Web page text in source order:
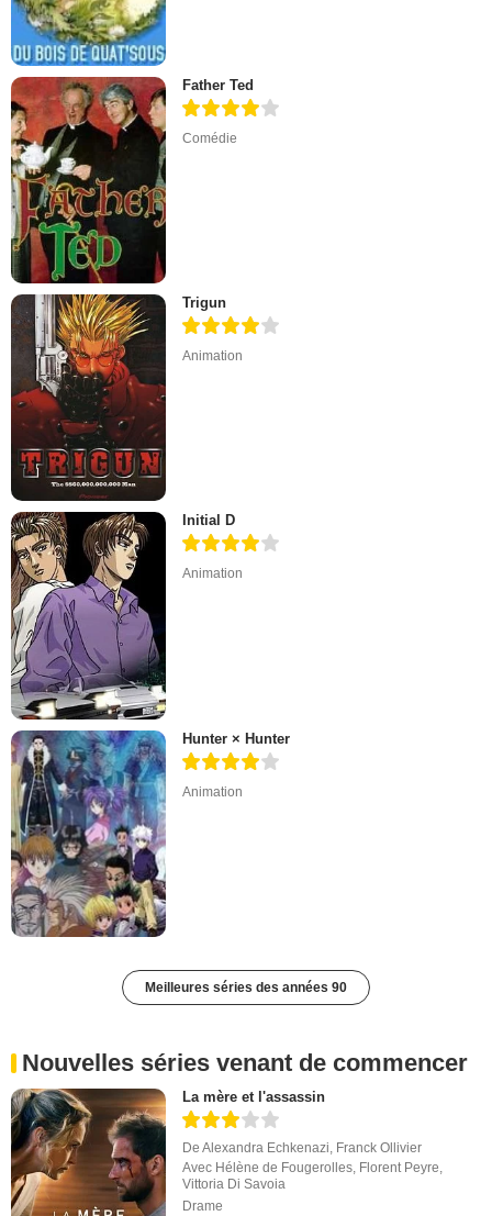
Father Ted
Comédie
Trigun
Animation
Initial D
Animation
Hunter × Hunter
Animation
Meilleures séries des années 90
Nouvelles séries venant de commencer
La mère et l'assassin
DeAlexandra Echkenazi, Franck Ollivier
Avec Hélène de Fougerolles, Florent Peyre,
Vittoria Di Savoia
Drame